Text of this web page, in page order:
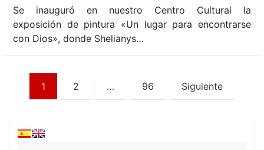
Se inauguró en nuestro Centro Cultural la
exposición de pintura «Un lugar para encontrarse
con Dios», donde Shelianys…
Paginación
de
entradas
1 2 … 96 Siguiente